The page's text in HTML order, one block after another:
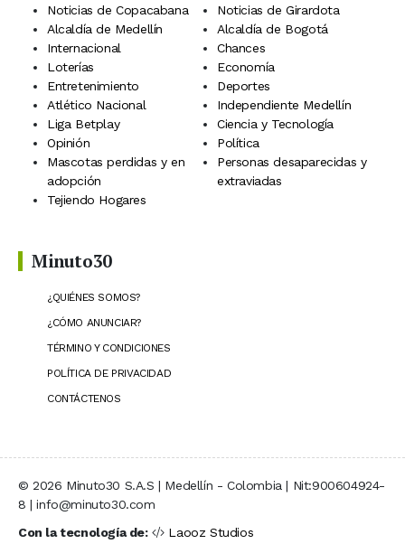
Noticias de Copacabana
Noticias de Girardota
Alcaldía de Medellín
Alcaldía de Bogotá
Internacional
Chances
Loterías
Economía
Entretenimiento
Deportes
Atlético Nacional
Independiente Medellín
Liga Betplay
Ciencia y Tecnología
Opinión
Política
Mascotas perdidas y en
adopción
Personas desaparecidas y
extraviadas
Tejiendo Hogares
Minuto30
¿QUIÉNES SOMOS?
¿CÓMO ANUNCIAR?
TÉRMINO Y CONDICIONES
POLÍTICA DE PRIVACIDAD
CONTÁCTENOS
© 2026 Minuto30 S.A.S | Medellín - Colombia | Nit:900604924-
8 | info@minuto30.com
Con la tecnología de:
Laooz Studios